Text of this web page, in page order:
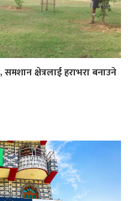
क्षेत्रलाई हराभरा बनाउने